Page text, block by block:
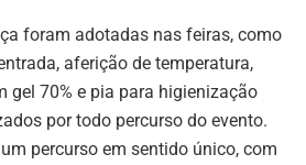
foram adotadas nas feiras, como
aferição de temperatura,
gel 70% e pia para higienização
por todo percurso do evento.
percurso em sentido único, com